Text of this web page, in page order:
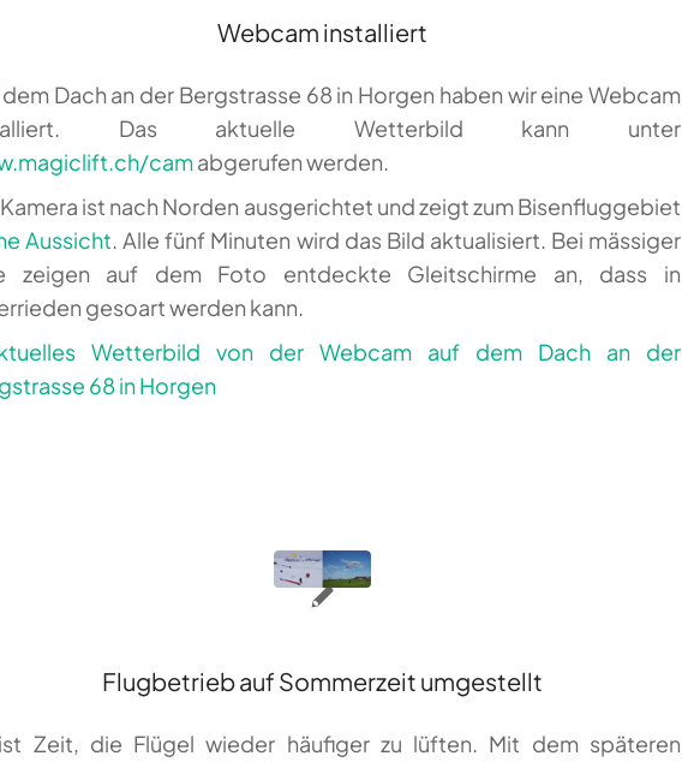
Webcam installiert
Dach an der Bergstrasse 68 in Horgen haben wir eine Webcam
Das aktuelle Wetterbild kann unter
camabgerufen werden.
ist nach Norden ausgerichtet und zeigt zum Bisenfluggebiet
Aussicht. Alle fünf Minuten wird das Bild aktualisiert. Bei mässiger
zeigen auf dem Foto entdeckte Gleitschirme an, dass in
gesoart werden kann.
Flugbetrieb auf Sommerzeit umgestellt
Zeit, die Flügel wieder häufiger zu lüften. Mit dem späteren